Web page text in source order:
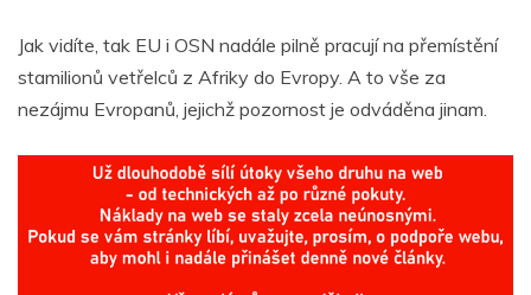
Jak vidíte, tak EU i OSN nadále pilně pracují na přemístění
stamilionů vetřelců z Afriky do Evropy. A to vše za
nezájmu Evropanů, jejichž pozornost je odváděna jinam.